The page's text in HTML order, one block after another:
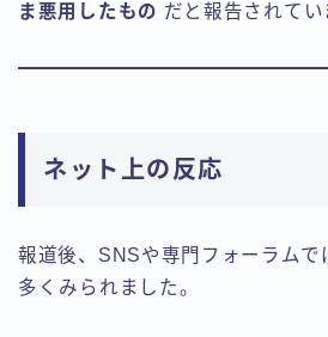
ま悪用したもの だと報告されてい
ネット上の反応
報道後、SNSや専門フォーラムで
多くみられました。